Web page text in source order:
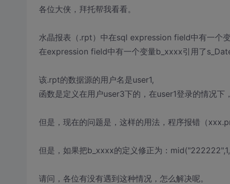
各位大侠，拜托帮我看看。
水晶报表（.rpt）中在sql expression field中有一个
在expression field中有一个变量b_xxxx引用了
该.rpt的数据源的用户名是user1,
函数是定义在用户user3下的，在user1登录的情况
但是，现在的问题是，这样的用法，程序报错（
但是，如果把b_xxxx的定义修正为：
请问，各位有没有遇到这种情况，怎么解决呢。